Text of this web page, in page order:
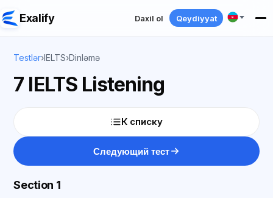
Exalify Daxil ol Qeydiyyat
Testlər›IELTS›Dinləmə
7 IELTS Listening
К списку
Следующий тест
Section 1